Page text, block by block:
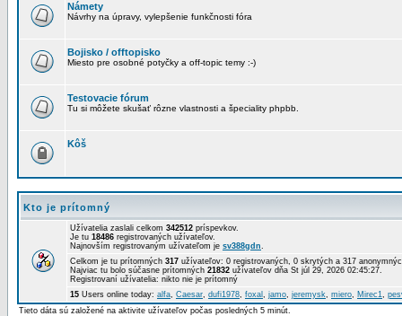
Námety
Návrhy na úpravy, vylepšenie funkčnosti fóra
Bojisko / offtopisko
Miesto pre osobné potyčky a off-topic temy :-)
Testovacie fórum
Tu si môžete skušať rôzne vlastnosti a špeciality phpbb.
Kôš
Kto je prítomný
Užívatelia zaslali celkom 342512 príspevkov.
Je tu 18486 registrovaných užívateľov.
Najnovším registrovaným užívateľom je sv388gdn.
Celkom je tu prítomných 317 užívateľov: 0 registrovaných, 0 skrytých a 317
Najviac tu bolo súčasne prítomných 21832 užívateľov dňa St júl 29, 2026 02:45:27.
Registrovaní užívatelia: nikto nie je prítomný
15 Users online today: alfa, Caesar, dufi1978, foxal , jamo, jeremysk, miero, Mirec1,
Tieto dáta sú založené na aktivite užívateľov počas posledných 5 minút.